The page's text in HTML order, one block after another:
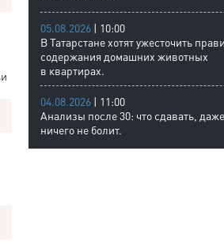
05.08.2026 | 10:00
В Татарстане хотят ужесточить
содержания домашних животных
в квартирах.
04.08.2026 | 11:00
Анализы после 30: что сдавать,
ничего не болит.